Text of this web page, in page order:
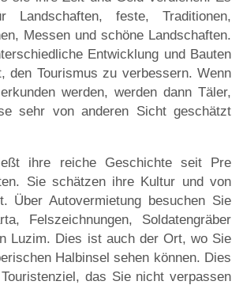
Landschaften, feste, Traditionen,
Messen und schöne Landschaften.
Entwicklung und Bauten
den Tourismus zu verbessern. Wenn
werden, werden dann Täler,
sehr von anderen Sicht geschätzt
ihre reiche Geschichte seit Pre
Sie schätzen ihre Kultur und von
Über Autovermietung besuchen Sie
Felszeichnungen, Soldatengräber
Luzim. Dies ist auch der Ort, wo Sie
Halbinsel sehen können. Dies
das Sie nicht verpassen